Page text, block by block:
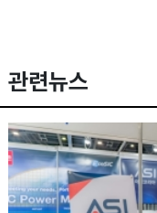
관련뉴스